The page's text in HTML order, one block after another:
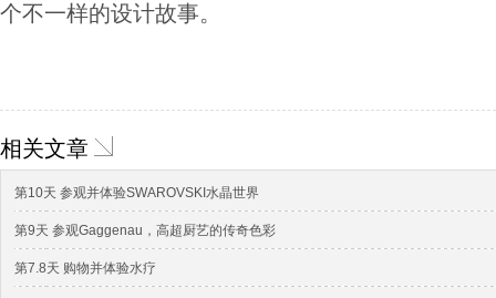
个不一样的设计故事。
相关文章
第10天 参观并体验SWAROVSKI水晶世界
第9天 参观Gaggenau，高超厨艺的传奇色彩
第7.8天 购物并体验水疗